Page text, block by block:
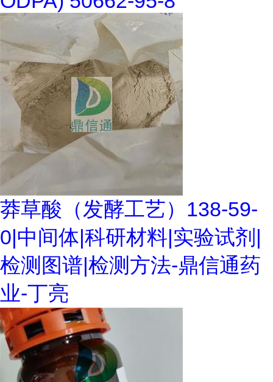
莽草酸（发酵工艺）138-59-
0|中间体|科研材料|实验试剂|
检测图谱|检测方法-鼎信通药
业-丁亮